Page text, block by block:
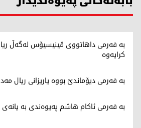
بە فەرمی داهاتووی ڤینیسیۆس لەگەڵ
کرایەوە
بە فەرمی دیۆماندێ بووە یاریزانی ریال
بە فەرمی ئاکام هاشم پەیوەندی بە یانەی